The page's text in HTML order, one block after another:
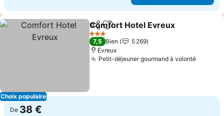
Choix populaire
PartagerAjouter à mes favoris
Comfort Hotel Evreux
3 Étoiles
7,5 Bien
5 269
Évreux
Petit-déjeuner gourmand à volonté
De 38 €